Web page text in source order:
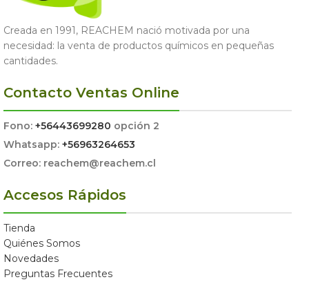
Creada en 1991, REACHEM nació motivada por una
necesidad: la venta de productos químicos en pequeñas
cantidades.
Contacto Ventas Online
Fono: +56443699280 opción 2
Whatsapp: +56963264653
Correo: reachem@reachem.cl
Accesos Rápidos
Tienda
Quiénes Somos
Novedades
Preguntas Frecuentes